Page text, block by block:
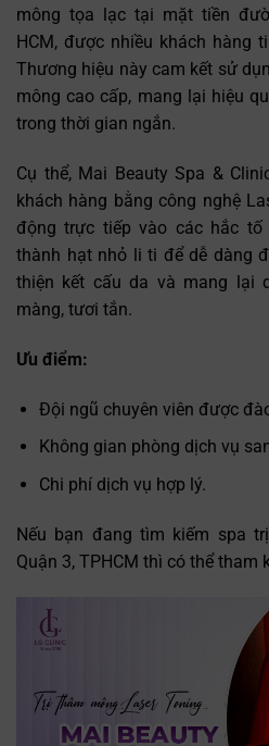
mông tọa lạc tại mặt tiền
HCM, được nhiều khách hàng
Thương hiệu này cam kết sử
mông cao cấp, mang lại hiệu
trong thời gian ngắn.
Cụ thể, Mai Beauty Spa &
khách hàng bằng công nghệ
động trực tiếp vào các hắc tố
thành hạt nhỏ li ti để dễ dàng
thiện kết cấu da và mang lại
màng, tươi tắn.
Ưu điểm:
Đội ngũ chuyên viên được
Không gian phòng dịch vụ
Chi phí dịch vụ hợp lý.
Nếu bạn đang tìm kiếm spa
Quận 3, TPHCM thì có thể tham
Trò chuyện cùng